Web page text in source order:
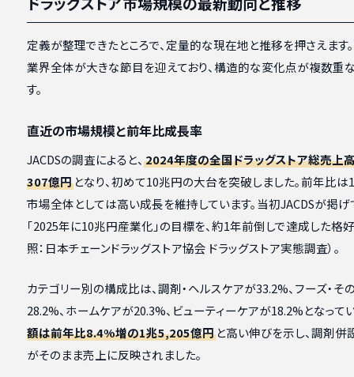
定義が整理できたところで、定量的な現在地と推移を押さえます
業界全体が大きな節目を迎えており、構造的な変化点が複数重
す。
直近の市場規模と前年比成長率
JACDSの調査によると、 2024年度の全国ドラッグストア総売上
307億円となり、初めて10兆円の大台を突破しました。前年比は
市場全体としては高い成長を維持しています。当初JACDSが掲げ
「2025年に10兆円産業化」の目標を、約1年前倒しで達成した格
照：日本チェーンドラッグストア協会 ドラッグストア実態調査）。
カテゴリー別の構成比は、調剤・ヘルスケアが33.2%、フーズ・そ
28.2%、ホームケアが20.3%、ビューティーケアが18.2%となって
額は前年比8.4%増の1兆5,205億円と高い伸びを示し、調剤併
がそのまま売上に反映されました。